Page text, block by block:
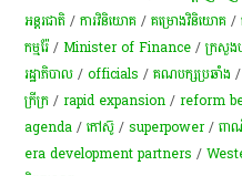
អន្តរជាតិ /ការវិនិយោគ /គម្រោង​វិនិយោគ​ /
កម្ម​រ៉ែ​ /Minister of Finance /ក្រសួង
រដ្ឋាភិបាល /officials /គណបក្សប្រឆាំង
ក្រីក្រ /rapid expansion /reform
agenda /កៅស៊ូ /superpower/ពា
era development partners /